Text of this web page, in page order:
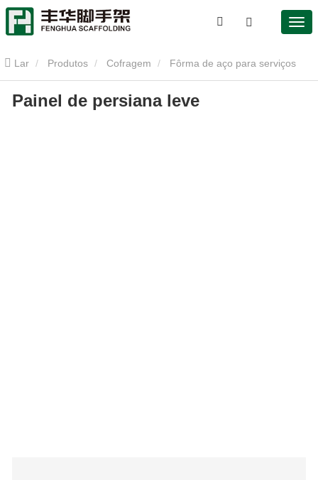
Lar Produtos Cofragem Fôrma de aço para serviços
leves Painel de persiana leve
Painel de persiana leve